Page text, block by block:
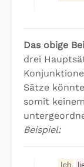
Das obige
drei
Sätze
somit
Beispiel:
Ich